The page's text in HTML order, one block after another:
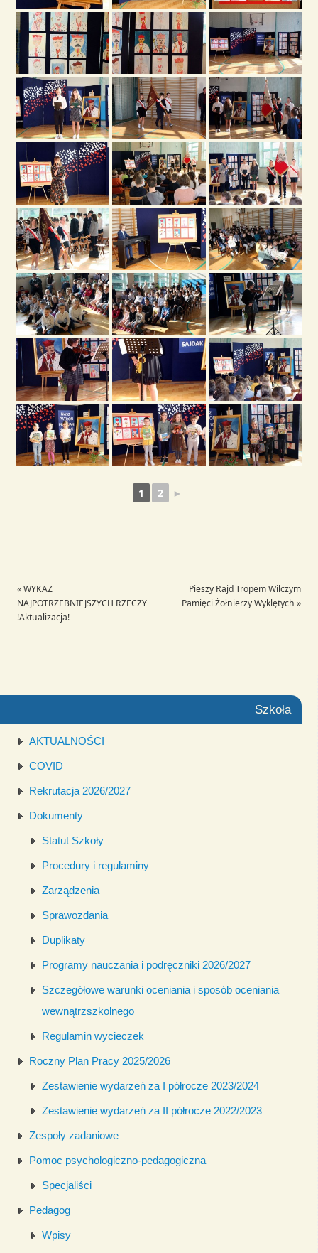
1 2 ►
«WYKAZ
NAJPOTRZEBNIEJSZYCH RZECZY
!Aktualizacja!
Pieszy Rajd Tropem Wilczym
Pamięci Żołnierzy Wyklętych »
Szkoła
AKTUALNOŚCI
COVID
Rekrutacja 2026/2027
Dokumenty
Statut Szkoły
Procedury i regulaminy
Zarządzenia
Sprawozdania
Duplikaty
Programy nauczania i podręczniki 2026/2027
Szczegółowe warunki oceniania i sposób oceniania
wewnątrzszkolnego
Regulamin wycieczek
Roczny Plan Pracy 2025/2026
Zestawienie wydarzeń za I półrocze 2023/2024
Zestawienie wydarzeń za II półrocze 2022/2023
Zespoły zadaniowe
Pomoc psychologiczno-pedagogiczna
Specjaliści
Pedagog
Wpisy